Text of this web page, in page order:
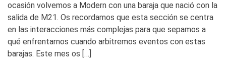
ocasión volvemos a Modern con una baraja que nació con la
salida de M21. Os recordamos que esta sección se centra
en las interacciones más complejas para que sepamos a
qué enfrentarnos cuando arbitremos eventos con estas
barajas. Este mes os […]